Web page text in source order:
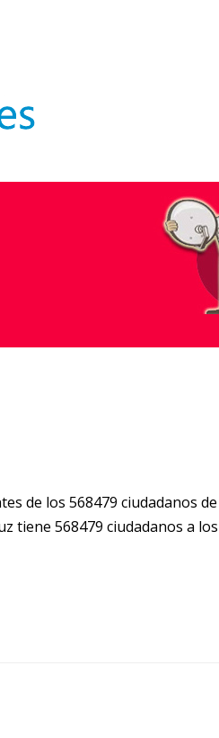
de los 568479 ciudadanos
tiene 568479 ciudadanos a